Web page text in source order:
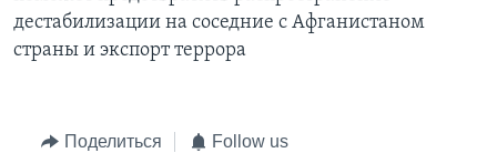
дестабилизации на соседние с Афганистаном
страны и экспорт террора
Поделиться Follow us